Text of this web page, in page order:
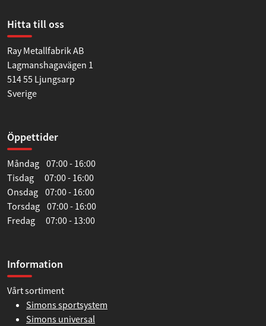
Hitta till oss
Ray Metallfabrik AB
Lagmanshagavägen 1
514 55 Ljungsarp
Sverige
Öppettider
Måndag 07:00 - 16:00
Tisdag 07:00 - 16:00
Onsdag 07:00 - 16:00
Torsdag 07:00 - 16:00
Fredag 07:00 - 13:00
Information
Vårt sortiment
Simons sportsystem
Simons universal